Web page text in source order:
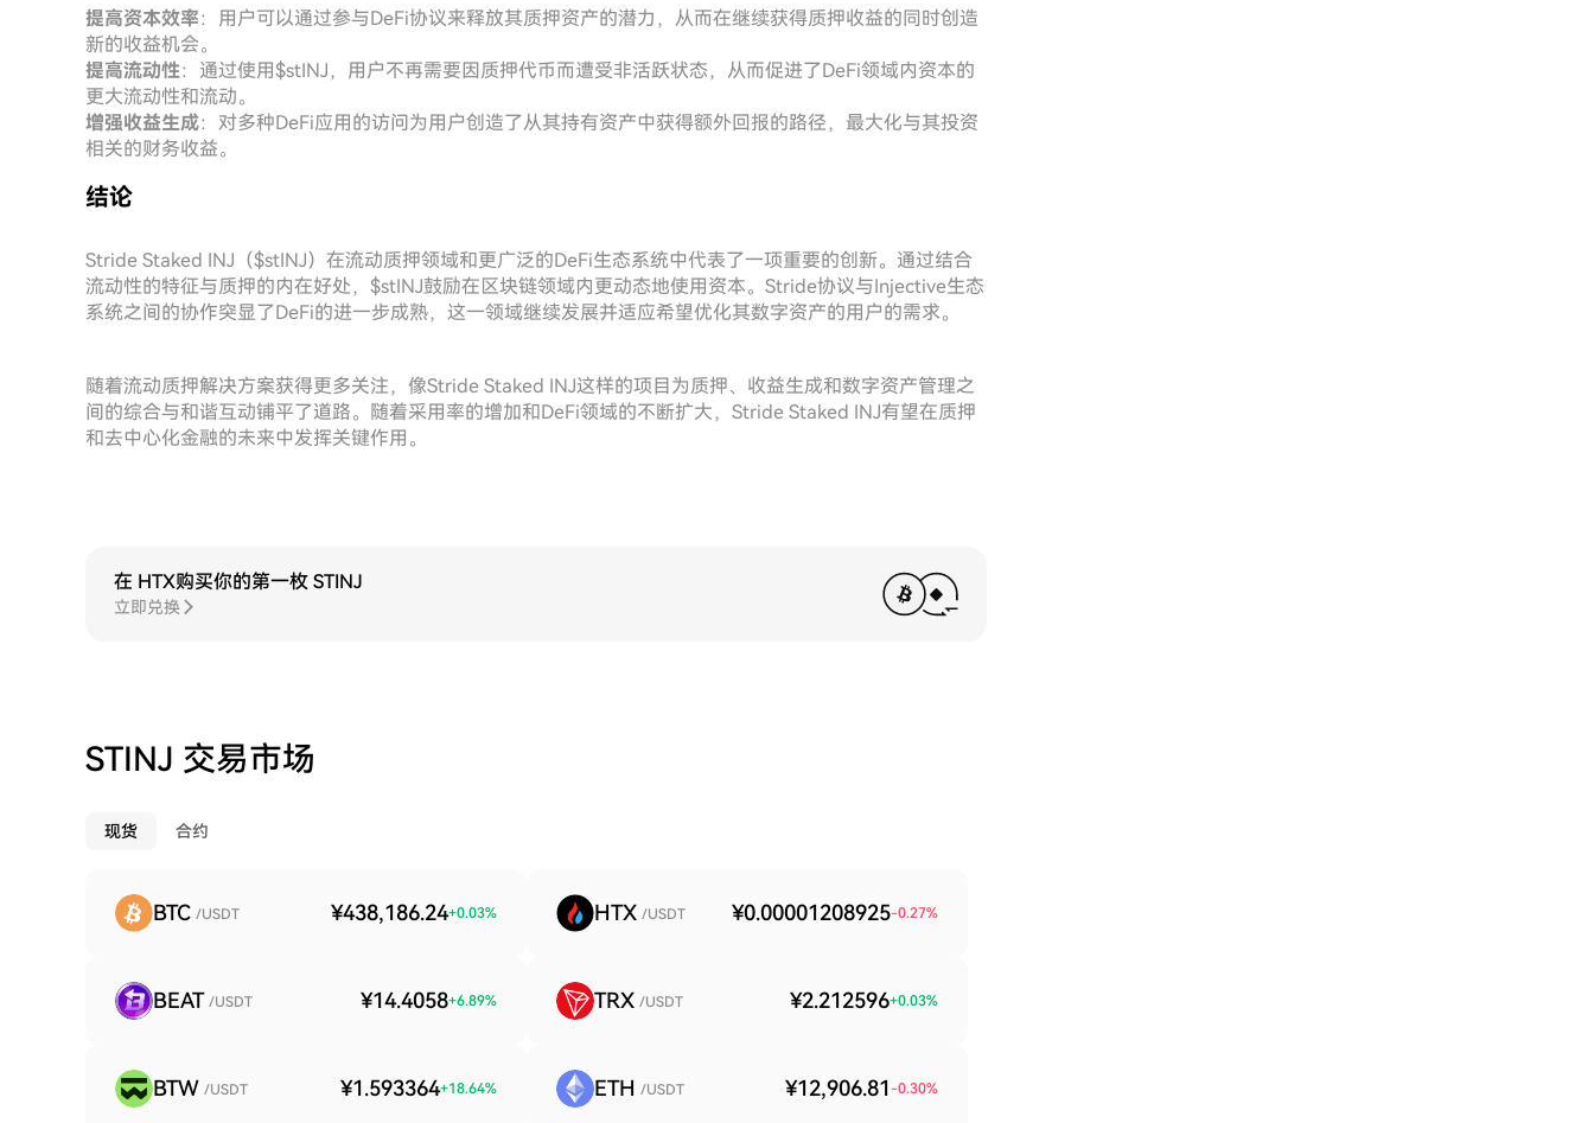
提高资本效率：用户可以通过参与DeFi协议来释放其质押资产的潜力，从而在继续获得质押收益的同时创造
新的收益机会。
提高流动性：通过使用$stINJ，用户不再需要因质押代币而遭受非活跃状态，从而促进了DeFi领域内资本的
更大流动性和流动。
增强收益生成：对多种DeFi应用的访问为用户创造了从其持有资产中获得额外回报的路径，最大化与其投资
相关的财务收益。
结论
Stride Staked INJ（$stINJ）在流动质押领域和更广泛的DeFi生态系统中代表了一项重要的创新。通过结合
流动性的特征与质押的内在好处，$stINJ鼓励在区块链领域内更动态地使用资本。Stride协议与Injective生态
系统之间的协作突显了DeFi的进一步成熟，这一领域继续发展并适应希望优化其数字资产的用户的需求。
随着流动质押解决方案获得更多关注，像Stride Staked INJ这样的项目为质押、收益生成和数字资产管理之
间的综合与和谐互动铺平了道路。随着采用率的增加和DeFi领域的不断扩大，Stride Staked INJ有望在质押
和去中心化金融的未来中发挥关键作用。
在 HTX购买你的第一枚 STINJ
立即兑换
STINJ 交易市场
现货 合约
BTC /USDT ¥438,186.24+0.03% HTX /USDT ¥0.00001208925-0.27%
BEAT /USDT ¥14.4058+6.89% TRX /USDT ¥2.212596+0.03%
BTW /USDT ¥1.593364+18.64% ETH /USDT ¥12,906.81 -0.30%